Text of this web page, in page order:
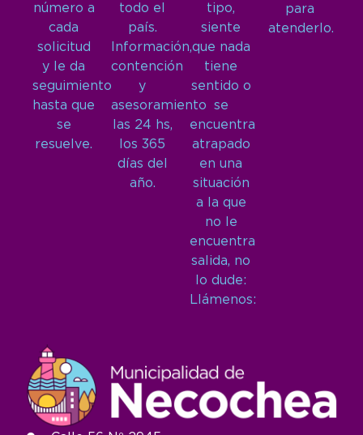
número a
cada
solicitud
y le da
seguimiento
hasta que
se
resuelve.
todo el
país.
Información,
contención
y
asesoramiento
las 24 hs,
los 365
días del
año.
tipo,
siente
que nada
tiene
sentido o
se
encuentra
atrapado
en una
situación
a la que
no le
encuentra
salida, no
lo dude:
Llámenos:
para
atenderlo.